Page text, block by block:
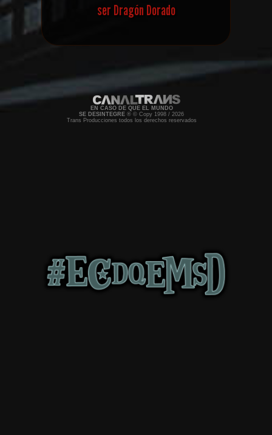
ser Dragón Dorado
EN CASO DE QUE EL MUNDO
SE DESINTEGRE ® © Copy 1998 / 2026
Trans Producciones todos los derechos reservados